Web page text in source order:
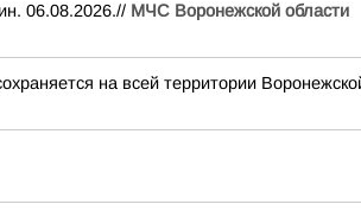
06.08.2026.// МЧС Воронежской области
на всей территории